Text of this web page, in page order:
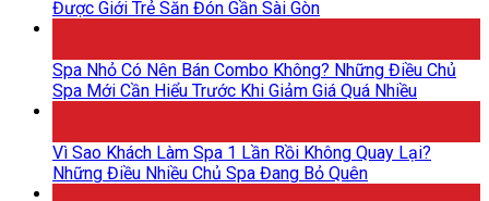
Được Giới Trẻ Săn Đón Gần Sài Gòn
Spa Nhỏ Có Nên Bán Combo Không? Những Điều Chủ
Spa Mới Cần Hiểu Trước Khi Giảm Giá Quá Nhiều
Vì Sao Khách Làm Spa 1 Lần Rồi Không Quay Lại?
Những Điều Nhiều Chủ Spa Đang Bỏ Quên